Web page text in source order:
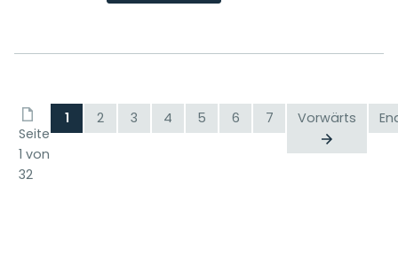
Seite
1 von
32
1 2 3 4 5 6 7 Vorwärts